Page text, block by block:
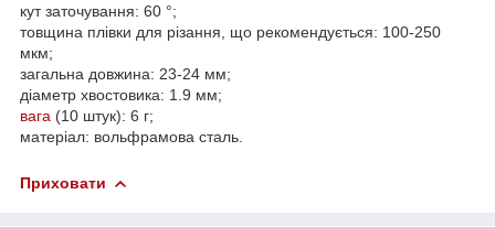
кут заточування: 60 °;
товщина плівки для різання, що рекомендується: 100-250
мкм;
загальна довжина: 23-24 мм;
діаметр хвостовика: 1.9 мм;
вага (10 штук): 6 г;
матеріал: вольфрамова сталь.
Приховати